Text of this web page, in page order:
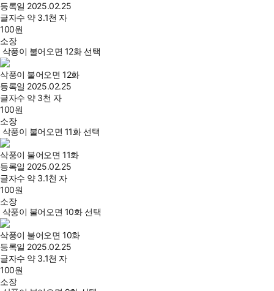
등록일 2025.02.25
글자수 약 3.1천 자
100원
소장
삭풍이 불어오면 12화 선택
삭풍이 불어오면 12화
등록일 2025.02.25
글자수 약 3천 자
100원
소장
삭풍이 불어오면 11화 선택
삭풍이 불어오면 11화
등록일 2025.02.25
글자수 약 3.1천 자
100원
소장
삭풍이 불어오면 10화 선택
삭풍이 불어오면 10화
등록일 2025.02.25
글자수 약 3.1천 자
100원
소장